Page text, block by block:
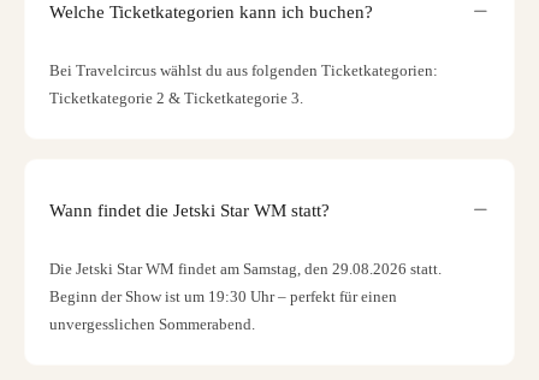
Welche Ticketkategorien kann ich buchen?
Bei Travelcircus wählst du aus folgenden Ticketkategorien:
Ticketkategorie 2 & Ticketkategorie 3.
Wann findet die Jetski Star WM statt?
Die Jetski Star WM findet am Samstag, den 29.08.2026 statt.
Beginn der Show ist um 19:30 Uhr – perfekt für einen
unvergesslichen Sommerabend.